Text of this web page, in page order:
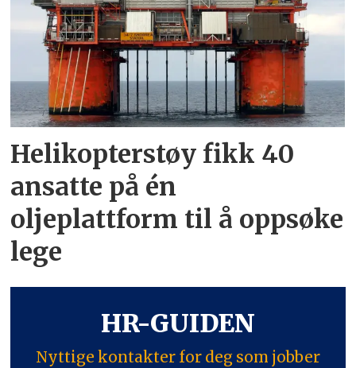
Helikopterstøy fikk 40
ansatte på én
oljeplattform til å oppsøke
lege
HR-GUIDEN
Nyttige kontakter for deg som jobber